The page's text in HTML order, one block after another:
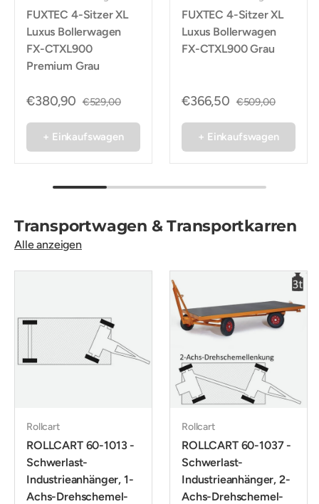
FUXTEC 4-Sitzer XL
Luxus Bollerwagen
FX-CTXL900
Premium Grau
€380,90 €529,00
+ Einkaufswagen
FUXTEC 4-Sitzer XL
Luxus Bollerwagen
FX-CTXL900 Grau
€366,50 €509,00
+ Einkaufswagen
Transportwagen & Transportkarren
Alle anzeigen
Rollcart
ROLLCART 60-1013 -
Schwerlast-
Industrieanhänger, 1-
Achs-Drehschemel-
Rollcart
ROLLCART 60-1037 -
Schwerlast-
Industrieanhänger, 2-
Achs-Drehschemel-